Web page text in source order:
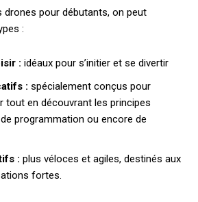
drones pour débutants, on peut
:
: idéaux pour s’initier et se divertir
: spécialement conçus pour
tout en découvrant les principes
de programmation ou encore de
: plus véloces et agiles, destinés aux
fortes.